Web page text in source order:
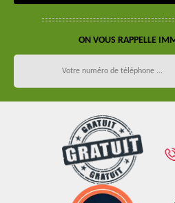
ON VOUS RAPPELLE